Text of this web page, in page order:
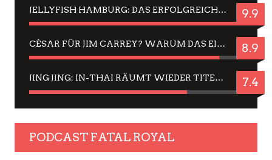
JELLYFISH HAMBURG: DAS ERFOLGREICHE SOMMER-MENÜ 2025 IN GEFÜHLEN UND BILDERN 9.9
CÉSAR FÜR JIM CARREY? WARUM DAS EINER DER NERVIGSTEN ACTORS IST UND BLEIBT 8.9
JING JING: IN-THAI RÄUMT WIEDER TITEL AB – EIN ZWEI-STUNDEN-ERLEBNISBERICHT 7.4
PODCAST FATAL ROYAL